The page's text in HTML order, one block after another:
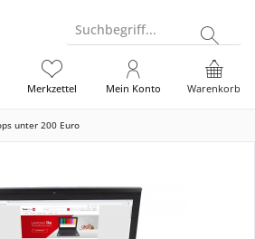
Suchbegriff...
Warenkorb
Merkzettel Mein Konto
unter 200 Euro